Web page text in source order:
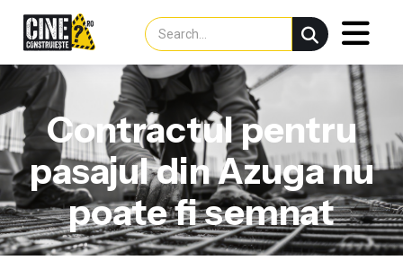
Contractul pentru
pasajul din Azuga nu
poate fi semnat